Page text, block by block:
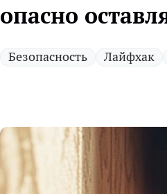
опасно
Безопасность Лайфхак